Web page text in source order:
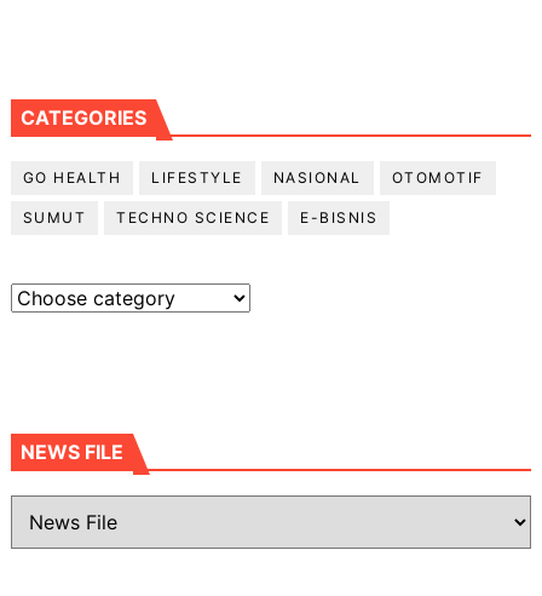
CATEGORIES
GO HEALTH LIFESTYLE NASIONAL OTOMOTIF
SUMUT TECHNO SCIENCE E-BISNIS
NEWS FILE